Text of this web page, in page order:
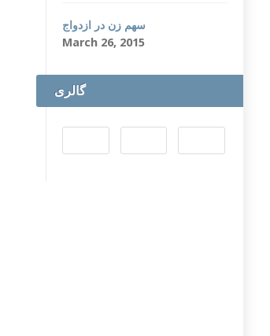
سهم زن در ازدواج
March 26, 2015
گالری